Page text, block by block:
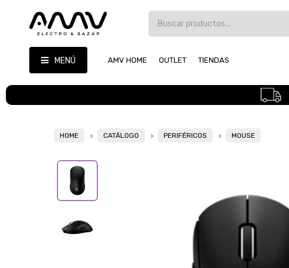
MENÚ AMV HOME OUTLET TIENDAS
HOME CATÁLOGO PERIFÉRICOS MOUSE